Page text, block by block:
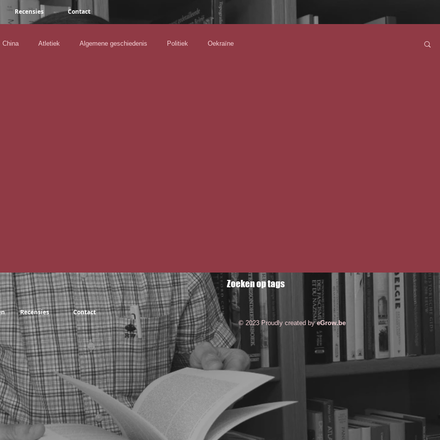
Recensies Contact
China Atletiek Algemene geschiedenis Politiek Oekraïne
Zoeken op tags
Recensies Contact
© 2023 Proudly created byeGrow.be